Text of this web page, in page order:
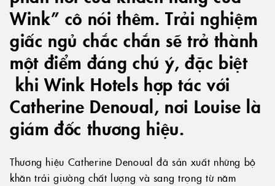
Wink” cô nói thêm. Trải nghiệm
giấc ngủ chắc chắn sẽ trở thành
một điểm đáng chú ý, đặc biệt
khi Wink Hotels hợp tác với
Catherine Denoual, nơi Louise là
giám đốc thương hiệu.
Thương hiệu Catherine Denoual đã sản xuất những bộ
khăn trải giường chất lượng và sang trọng từ năm